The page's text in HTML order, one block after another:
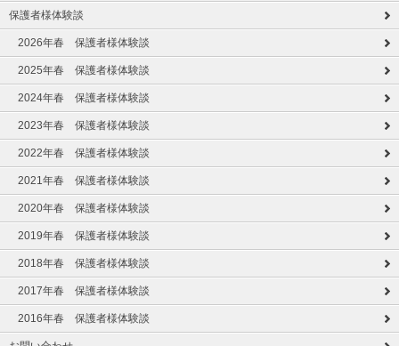
保護者様体験談
2026年春 保護者様体験談
2025年春 保護者様体験談
2024年春 保護者様体験談
2023年春 保護者様体験談
2022年春 保護者様体験談
2021年春 保護者様体験談
2020年春 保護者様体験談
2019年春 保護者様体験談
2018年春 保護者様体験談
2017年春 保護者様体験談
2016年春 保護者様体験談